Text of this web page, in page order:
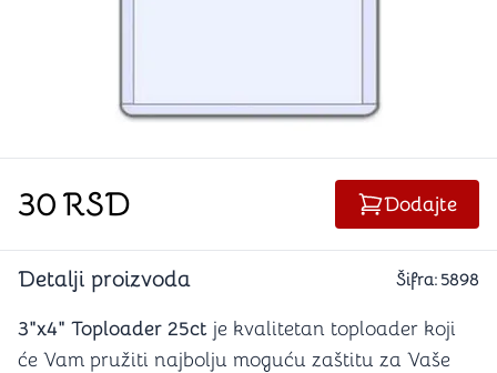
30RSD Dodajte
Detalji proizvoda Šifra: 5898
3"x4" Toploader 25ct je kvalitetan toploader koji
će Vam pružiti najbolju moguću zaštitu za Vaše